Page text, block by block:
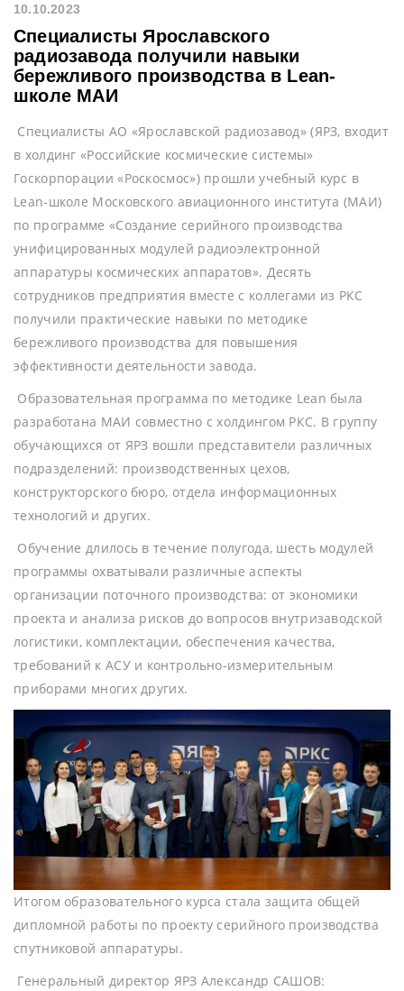
10.10.2023
Специалисты Ярославского
радиозавода получили навыки
бережливого производства в Lean-
школе МАИ
Специалисты АО «Ярославской радиозавод» (ЯРЗ, входит
в холдинг «Российские космические системы»
Госкорпорации «Роскосмос») прошли учебный курс в
Lean-школе Московского авиационного института (МАИ)
по программе «Создание серийного производства
унифицированных модулей радиоэлектронной
аппаратуры космических аппаратов». Десять
сотрудников предприятия вместе с коллегами из РКС
получили практические навыки по методике
бережливого производства для повышения
эффективности деятельности завода.
Образовательная программа по методике Lean была
разработана МАИ совместно с холдингом РКС. В группу
обучающихся от ЯРЗ вошли представители различных
подразделений: производственных цехов,
конструкторского бюро, отдела информационных
технологий и других.
Обучение длилось в течение полугода, шесть модулей
программы охватывали различные аспекты
организации поточного производства: от экономики
проекта и анализа рисков до вопросов внутризаводской
логистики, комплектации, обеспечения качества,
требований к АСУ и контрольно-измерительным
приборами многих других.
Итогом образовательного курса стала защита общей
дипломной работы по проекту серийного производства
спутниковой аппаратуры.
Генеральный директор ЯРЗ Александр САШОВ: